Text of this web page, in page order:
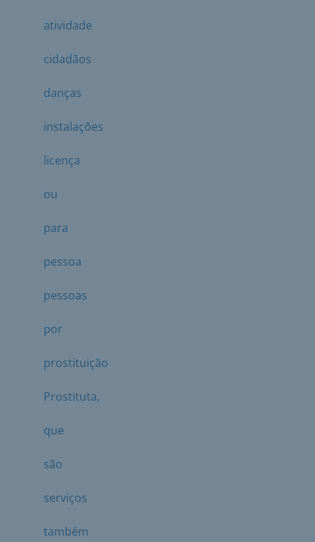
atividade
cidadãos
danças
instalações
licença
ou
para
pessoa
pessoas
por
prostituição
Prostituta,
que
são
serviços
também